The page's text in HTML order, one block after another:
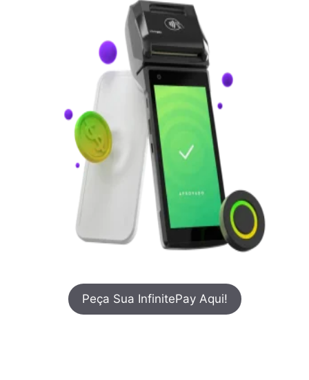
Peça Sua InfinitePay Aqui!